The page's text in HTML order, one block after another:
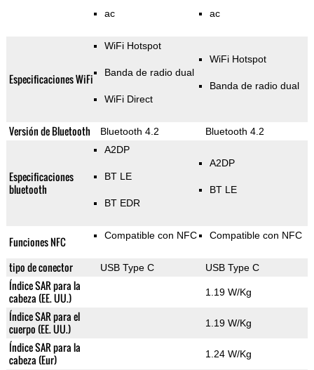
ac ac
Especificaciones WiFi
WiFi Hotspot
Banda de radio dual
WiFi Direct
WiFi Hotspot
Banda de radio dual
Versión de Bluetooth Bluetooth 4.2 Bluetooth 4.2
Especificaciones
bluetooth
A2DP
BT LE
BT EDR
A2DP
BT LE
Funciones NFC Compatible con NFC Compatible con NFC
tipo de conector USB Type C USB Type C
Índice SAR para la
cabeza (EE. UU.)
1.19 W/Kg
Índice SAR para el
cuerpo (EE. UU.)
1.19 W/Kg
Índice SAR para la
cabeza (Eur)
1.24 W/Kg